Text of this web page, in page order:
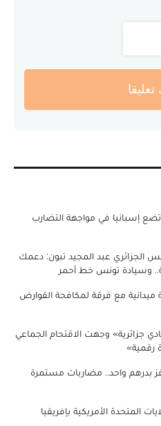
إسبانيا في مواجهة التضارب
الجزائري عبد المجيد تبون: دعمك
وسيادة تونس خط أحمر
مع فرقة لمكافحة القوارض
جزائرية» وجهت الاقتحام الجماعي
رقمية»
بدرهم واحد.. مضاربات مستمرة
المتحدة الأمريكية بإفريقيا